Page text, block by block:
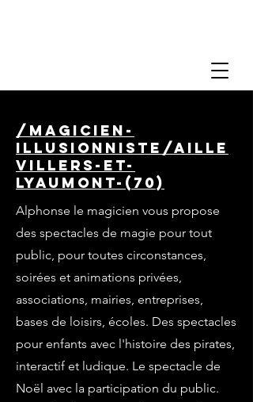
/magicien-
illusionniste/aille
villers-et-
lyaumont-(70)
Alphonse le magicien vous propose
des spectacles de magie pour tout
public, pour toutes circonstances,
soirées et animations privées,
associations, mairies, entreprises,
bases de loisirs, écoles. Des spectacles
pour enfants avec l'histoire des pirates,
interactif et ludique. Le spectacle de
Noël avec la participation du public.